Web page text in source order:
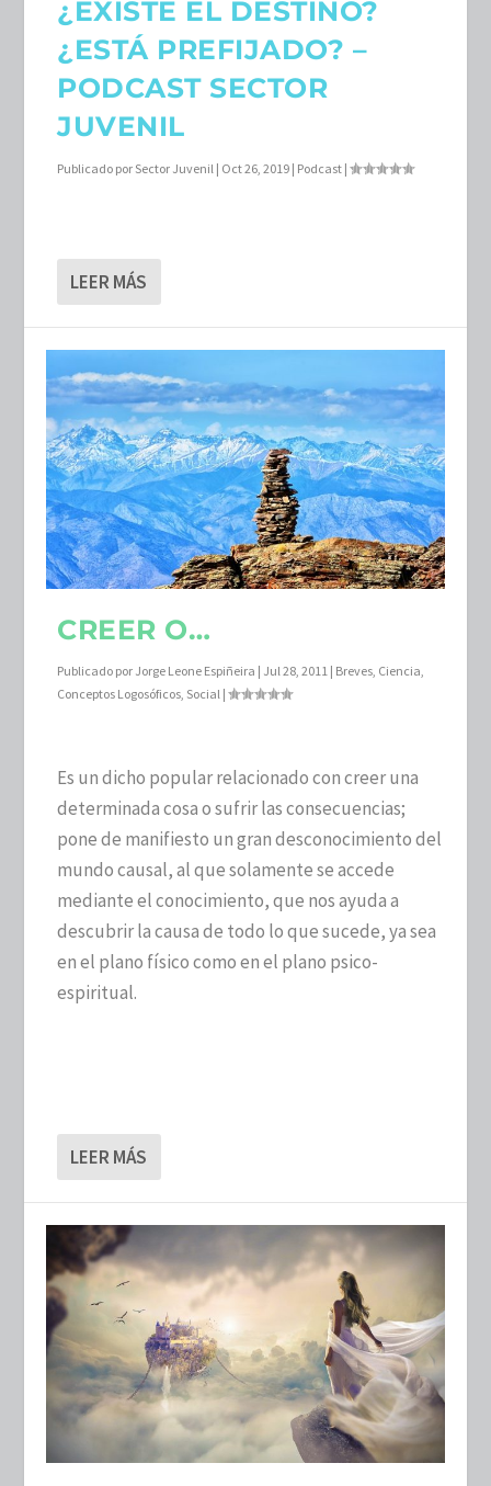
¿EXISTE EL DESTINO?
¿ESTÁ PREFIJADO? –
PODCAST SECTOR
JUVENIL
Publicado por Sector Juvenil | Oct 26, 2019 | Podcast |
LEER MÁS
CREER O…
Publicado por Jorge Leone Espiñeira | Jul 28, 2011 | Breves, Ciencia,
Conceptos Logosóficos, Social |
Es un dicho popular relacionado con creer una
determinada cosa o sufrir las consecuencias;
pone de manifiesto un gran desconocimiento del
mundo causal, al que solamente se accede
mediante el conocimiento, que nos ayuda a
descubrir la causa de todo lo que sucede, ya sea
en el plano físico como en el plano psico-
espiritual.
LEER MÁS